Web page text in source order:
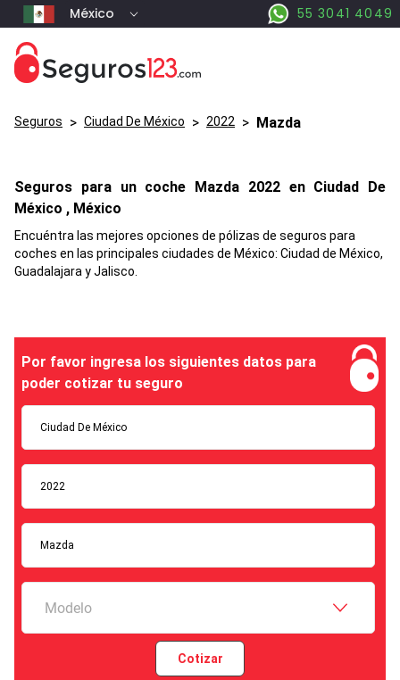
México 55 3041 4049
Seguros > Ciudad De México > 2022 > Mazda
Seguros para un coche Mazda 2022 en Ciudad De
México , México
Encuéntra las mejores opciones de pólizas de seguros para
coches en las principales ciudades de México: Ciudad de México,
Guadalajara y Jalisco.
Por favor ingresa los siguientes datos para
poder cotizar tu seguro
Ciudad De México
2022
Mazda
Modelo
Cotizar